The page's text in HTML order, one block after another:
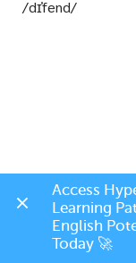
/dɪˈfend/
Begin
/bi’gin/ >< End
Access
Learning
English
Today 🚀